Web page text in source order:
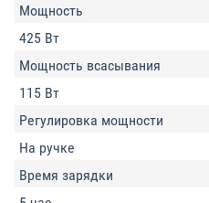
Мощность
425 Вт
Мощность всасывания
115 Вт
Регулировка мощности
На ручке
Время зарядки